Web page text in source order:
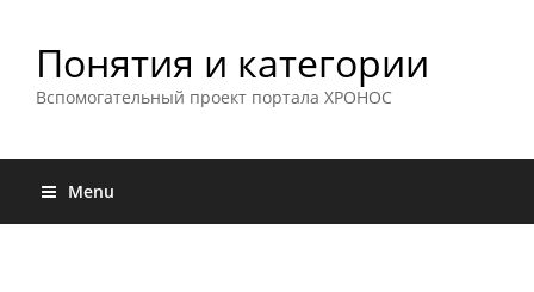
Понятия и категории
Вспомогательный проект портала ХРОНОС
Menu